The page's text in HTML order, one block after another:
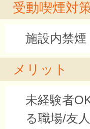
受動喫煙対
施設内禁煙
メリット
未経験者
る職場/友